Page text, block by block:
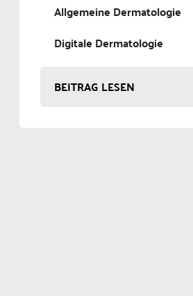
Allgemeine Dermatologie
Digitale Dermatologie
BEITRAG LESEN